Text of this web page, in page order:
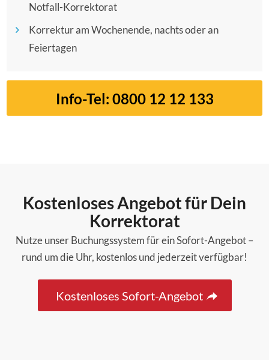
Notfall-Korrektorat
Korrektur am Wochenende, nachts oder an
Feiertagen
Info-Tel: 0800 12 12 133
Kostenloses Angebot für Dein
Korrektorat
Nutze unser Buchungssystem für ein Sofort-Angebot –
rund um die Uhr, kostenlos und jederzeit verfügbar!
Kostenloses Sofort-Angebot